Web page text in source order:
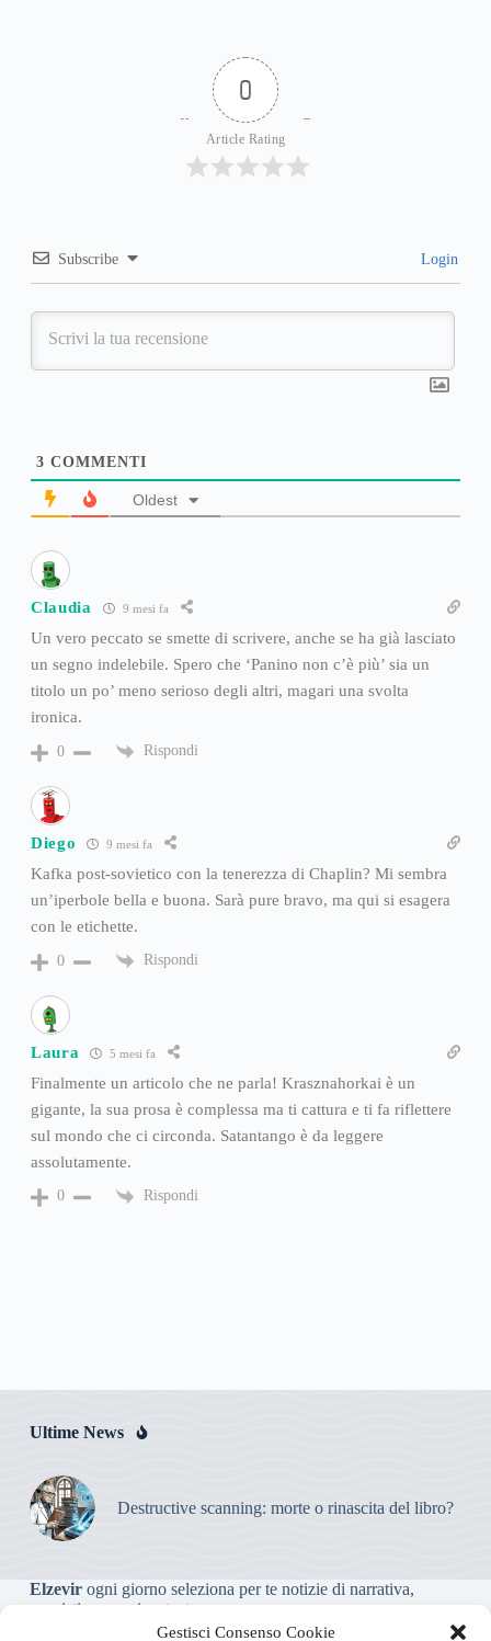
Gestisci Consenso Cookie
0
Article Rating
Subscribe Login
3 COMMENTI
Oldest
Claudia 9 mesi fa
Un vero peccato se smette di scrivere, anche se ha già lasciato
un segno indelebile. Spero che ‘Panino non c’è più’ sia un
titolo un po’ meno serioso degli altri, magari una svolta
ironica.
0 Rispondi
Diego 9 mesi fa
Kafka post-sovietico con la tenerezza di Chaplin? Mi sembra
un’iperbole bella e buona. Sarà pure bravo, ma qui si esagera
con le etichette.
0 Rispondi
Laura 5 mesi fa
Finalmente un articolo che ne parla! Krasznahorkai è un
gigante, la sua prosa è complessa ma ti cattura e ti fa riflettere
sul mondo che ci circonda. Satantango è da leggere
assolutamente.
0 Rispondi
Ultime News
Destructive scanning: morte o rinascita del libro?
Elzevirogni giorno seleziona per te notizie di narrativa,
saggistica, poesia e teatro.